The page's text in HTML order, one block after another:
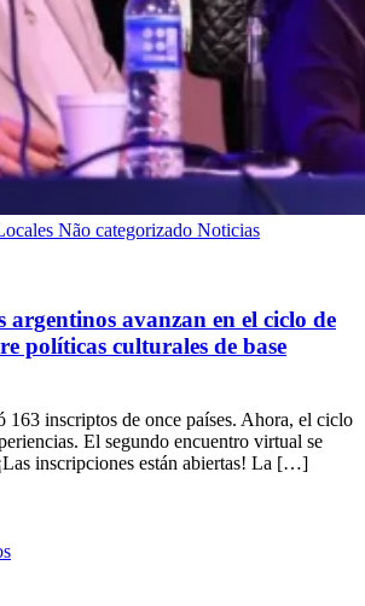
Não categorizado Noticias
argentinos avanzan en el ciclo de
políticas culturales de base
163 inscriptos de once países. Ahora, el ciclo
El segundo encuentro virtual se
inscripciones están abiertas! La […]